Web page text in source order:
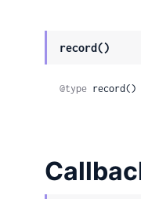
record()
@type